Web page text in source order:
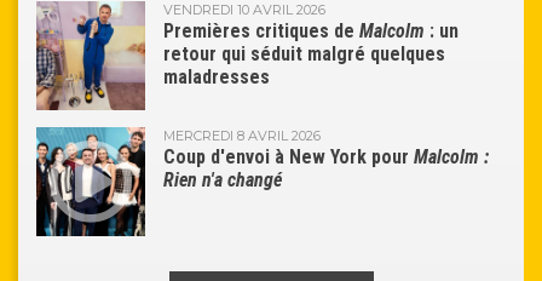
VENDREDI 10 AVRIL 2026
Premières critiques de Malcolm : un
retour qui séduit malgré quelques
maladresses
MERCREDI 8 AVRIL 2026
Coup d'envoi à New York pour Malcolm :
Rien n'a changé